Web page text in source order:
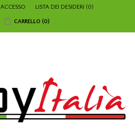
ACCESSO LISTA DEI DESIDERI (0)
CARRELLO (0)